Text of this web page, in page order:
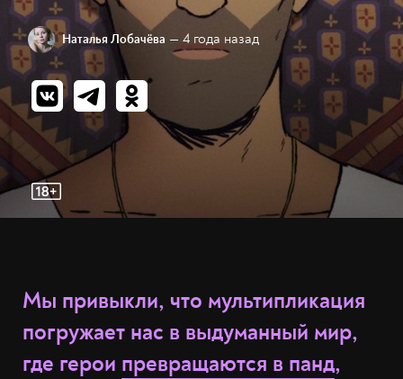
Наталья Лобачёва — 4 года назад
Мы привыкли, что мультипликация
погружает нас в выдуманный мир,
где герои превращаются в панд,